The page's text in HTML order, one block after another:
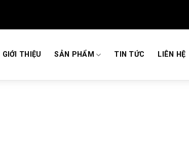
GIỚI THIỆU SẢN PHẨM TIN TỨC LIÊN HỆ